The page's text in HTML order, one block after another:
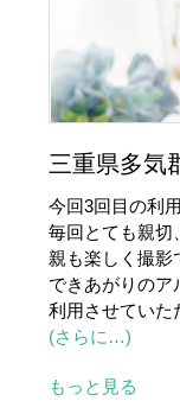
三重県多気
今回3回目の利
毎回とても親切
親も楽しく撮影
できあがりのア
利用させていた
(さらに…)
もっと見る